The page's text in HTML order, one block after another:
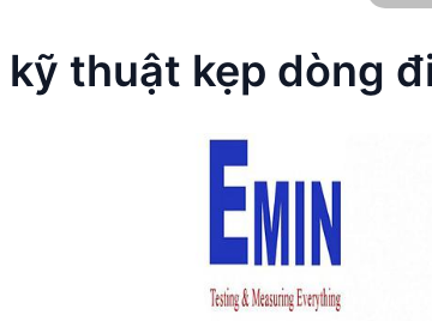
thuật kẹp dòng